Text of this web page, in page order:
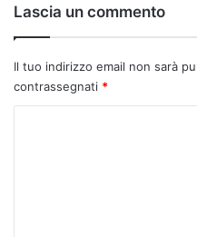
Lascia un commento
Il tuo indirizzo email non sarà
contrassegnati *